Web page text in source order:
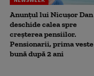
Anunțul lui Nicușor Dan
deschide calea spre
creșterea pensiilor.
Pensionarii, prima veste
bună după 2 ani